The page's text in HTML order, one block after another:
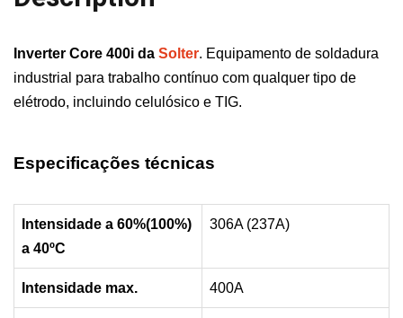
Inverter Core 400i da Solter. Equipamento de soldadura
industrial para trabalho contínuo com qualquer tipo de
elétrodo, incluindo celulósico e TIG.
Especificações técnicas
Intensidade a 60%(100%)
a 40ºC
306A (237A)
Intensidade max. 400A